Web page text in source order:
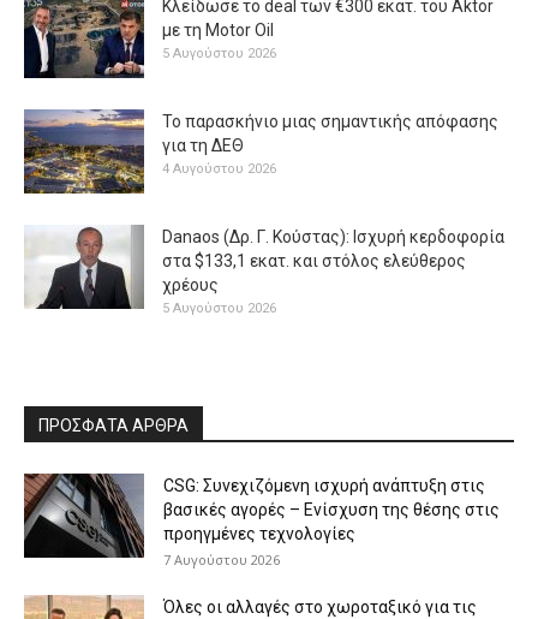
Κλείδωσε το deal των €300 εκατ. του Aktor
με τη Μotor Oil
5 Αυγούστου 2026
Το παρασκήνιο μιας σημαντικής απόφασης
για τη ΔΕΘ
4 Αυγούστου 2026
Danaos (Δρ. Γ. Κούστας): Ισχυρή κερδοφορία
στα $133,1 εκατ. και στόλος ελεύθερος
χρέους
5 Αυγούστου 2026
ΠΡΟΣΦΑΤΑ ΑΡΘΡΑ
CSG: Συνεχιζόμενη ισχυρή ανάπτυξη στις
βασικές αγορές – Ενίσχυση της θέσης στις
προηγμένες τεχνολογίες
7 Αυγούστου 2026
Όλες οι αλλαγές στο χωροταξικό για τις